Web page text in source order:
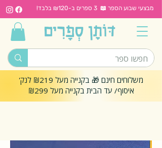
מבצעי שבוע הספר 📖 3 ספרים ב-₪120 בלבד!
משלוחים חינם 🎁 בקנייה מעל ₪219 לנק'
איסוף/ עד הבית בקנייה מעל ₪299